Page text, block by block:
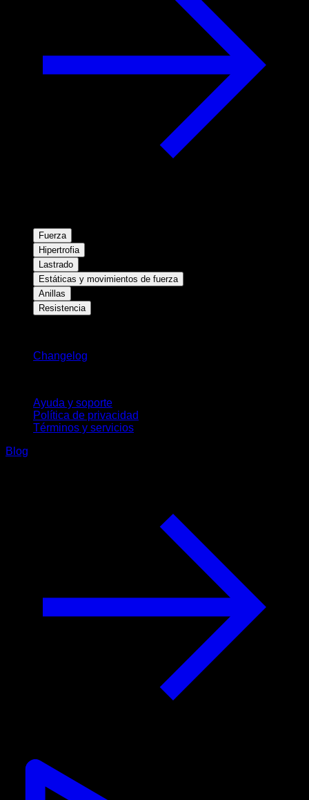
Fuerza
Hipertrofia
Lastrado
Estáticas y movimientos de fuerza
Anillas
Resistencia
Changelog
Ayuda y soporte
Política de privacidad
Términos y servicios
Blog